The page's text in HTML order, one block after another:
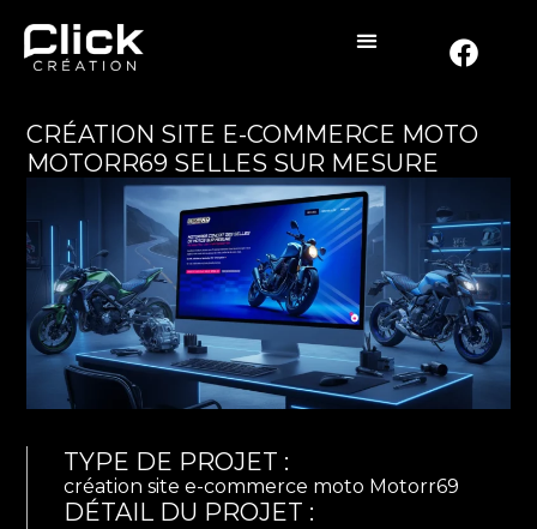
CRÉATION SITE E-COMMERCE MOTO
MOTORR69 SELLES SUR MESURE
TYPE DE PROJET :
création site e-commerce moto Motorr69
DÉTAIL DU PROJET :